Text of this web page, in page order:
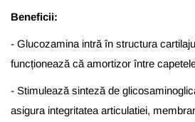
Beneficii:
- Glucozamina intră în structura
funcționează că amortizor între
- Stimulează sinteză de
asigura integritatea articulatiei,